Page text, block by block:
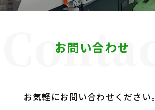
Contact
お問い合わせ
お気軽にお問い合わせください。